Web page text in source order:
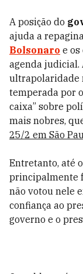
A posição do
ajuda a
Bolsonaro e
agenda judicial.
ultrapolaridade
temperada por
caixa” sobre
mais nobres,
25/2 em São
Entretanto, até
principalmente
não votou nele
confiança ao
governo e o